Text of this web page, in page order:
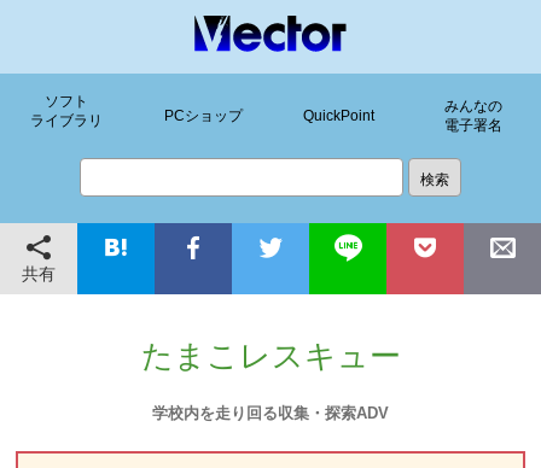
ソフト
ライブラリ
PCショップ QuickPoint
みんなの
電子署名
共有
たまこレスキュー
学校内を走り回る収集・探索ADV